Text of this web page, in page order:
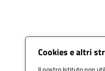
Cookies e altri